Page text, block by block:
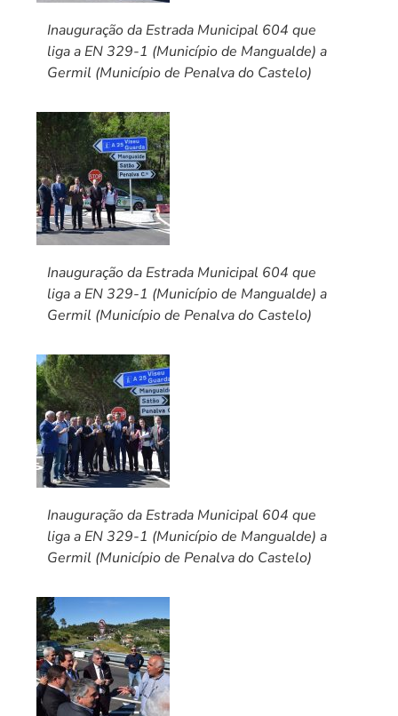
Inauguração da Estrada Municipal 604 que
liga a EN 329-1 (Município de Mangualde) a
Germil (Município de Penalva do Castelo)
Inauguração da Estrada Municipal 604 que
liga a EN 329-1 (Município de Mangualde) a
Germil (Município de Penalva do Castelo)
Inauguração da Estrada Municipal 604 que
liga a EN 329-1 (Município de Mangualde) a
Germil (Município de Penalva do Castelo)